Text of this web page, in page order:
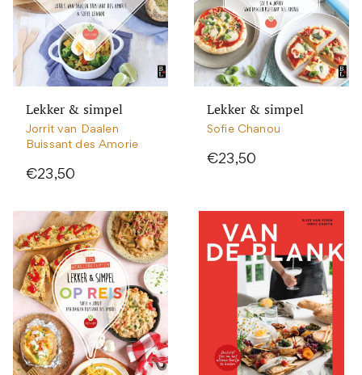
Lekker & simpel
Jorrit van Daalen
Buissant des Amorie
€23,50
Lekker & simpel
Sofie Chanou
€23,50